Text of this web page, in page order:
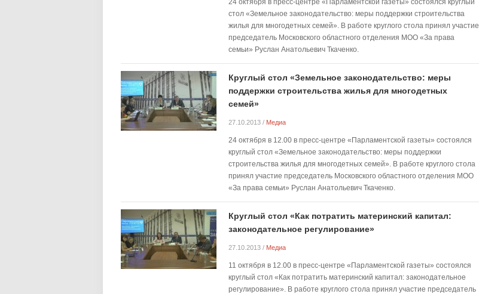
24 октября в пресс-центре «Парламентской газеты» состоялся круглый
стол «Земельное законодательство: меры поддержки строительства
жилья для многодетных семей». В работе круглого стола принял участие
председатель Московского областного отделения МОО «За права
семьи» Руслан Анатольевич Ткаченко.
Круглый стол «Земельное законодательство: меры
поддержки строительства жилья для многодетных
семей»
27.10.2013 / Медиа
24 октября в 12.00 в пресс-центре «Парламентской газеты» состоялся
круглый стол «Земельное законодательство: меры поддержки
строительства жилья для многодетных семей». В работе круглого стола
принял участие председатель Московского областного отделения МОО
«За права семьи» Руслан Анатольевич Ткаченко.
Круглый стол «Как потратить материнский капитал:
законодательное регулирование»
27.10.2013 / Медиа
11 октября в 12.00 в пресс-центре «Парламентской газеты» состоялся
круглый стол «Как потратить материнский капитал: законодательное
регулирование». В работе круглого стола принял участие председатель